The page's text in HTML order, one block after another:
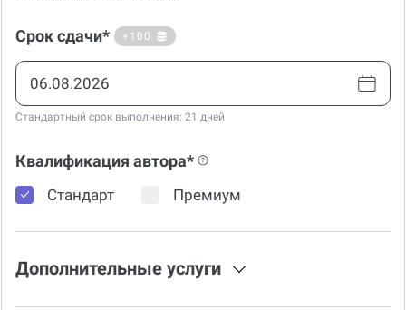
Срок сдачи* +100
Стандартный срок выполнения: 21 дней
Квалификация автора*
Стандарт Премиум
Дополнительные услуги